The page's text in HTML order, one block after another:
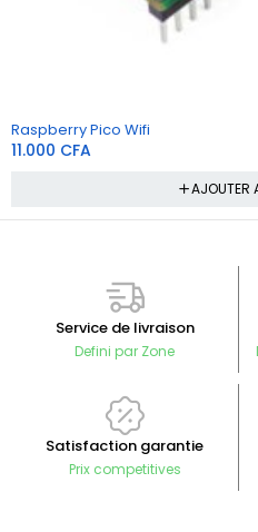
Raspberry Pico Wifi
11.000 CFA
AJOUTER
Service de livraison
Defini par Zone
Satisfaction garantie
Prix competitives